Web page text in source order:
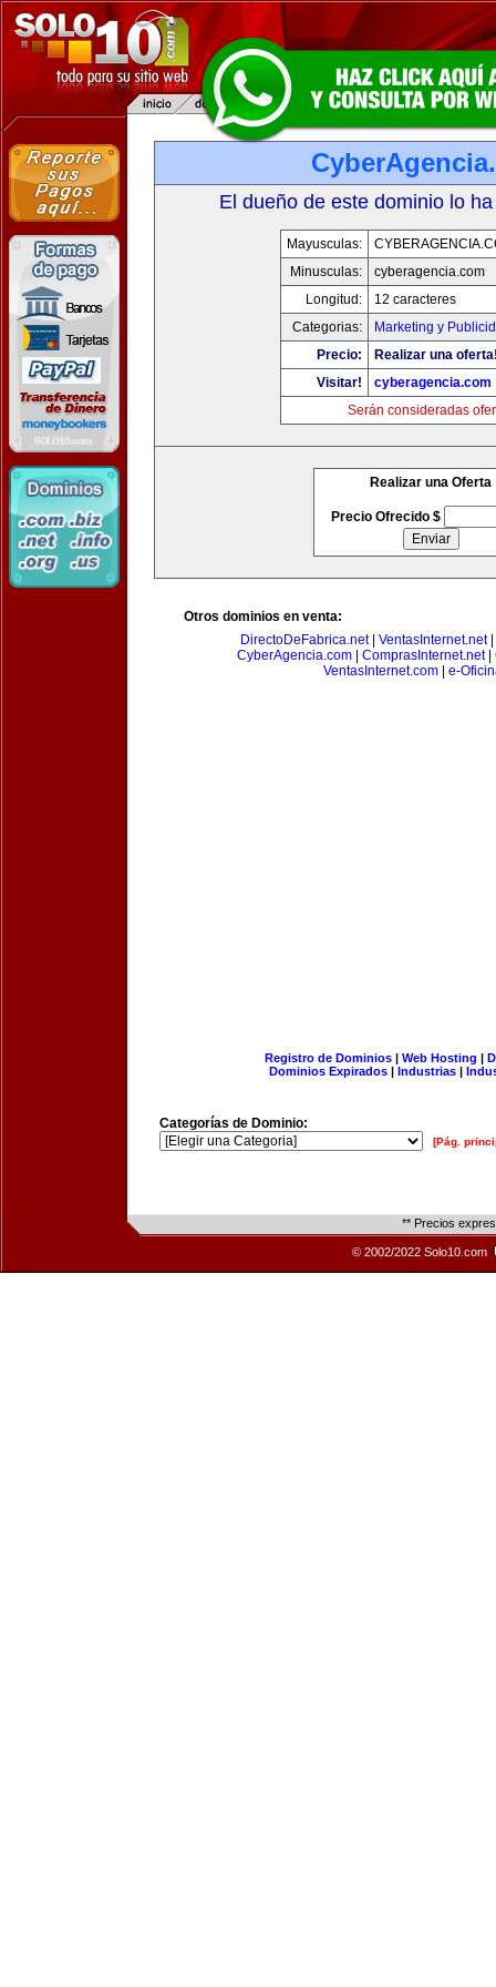
El dueño de este dominio lo
Mayusculas:
Minusculas:
cyberagencia.com
Longitud:
12 caracteres
Categorias:
Marketing y
Precio:
Realizar una
Visitar!
cyberagencia.com
Serán consideradas
Realizar una Oferta
Precio Ofrecido $
Otros dominios en venta:
DirectoDeFabrica.net| VentasInternet.net|
CyberAgencia.com| ComprasInternet.net|
VentasInternet.com
e-
Registro de Dominios| Web Hosting |
Dominios Expirados | Industrias |
Categorías de Dominio:
[Pág.
** Precios
© 2002/2022 Solo10.com